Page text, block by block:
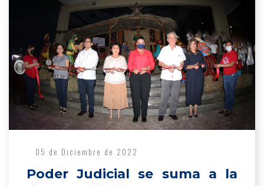
05 de Diciembre de 2022
Poder Judicial se suma a la